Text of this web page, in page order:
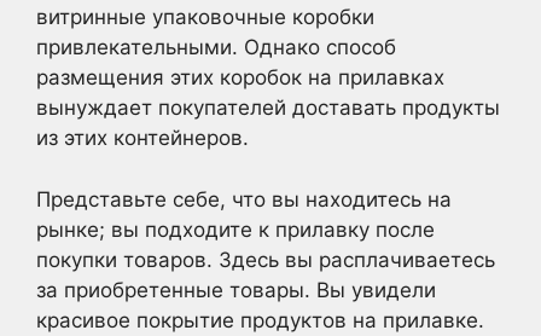
витринные упаковочные коробки
привлекательными. Однако способ
размещения этих коробок на прилавках
вынуждает покупателей доставать продукты
из этих контейнеров.
Представьте себе, что вы находитесь на
рынке; вы подходите к прилавку после
покупки товаров. Здесь вы расплачиваетесь
за приобретенные товары. Вы увидели
красивое покрытие продуктов на прилавке.